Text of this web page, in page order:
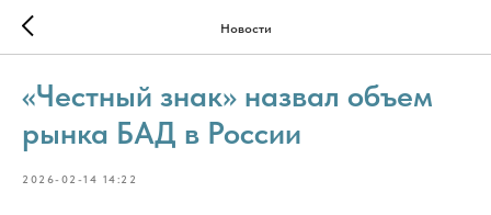
Новости
«Честный знак» назвал объем
рынка БАД в России
2026-02-14 14:22